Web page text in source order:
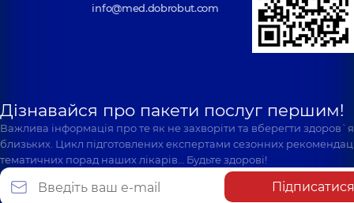
info@med.dobrobut.com
Дізнавайся про пакети послуг першим!
Важлива інформація про те як не захворіти та вберегти
близьких. Цикл підготовлених експертами сезонних
тематичних порад наших лікарів… Будьте здорові!
Підписатися